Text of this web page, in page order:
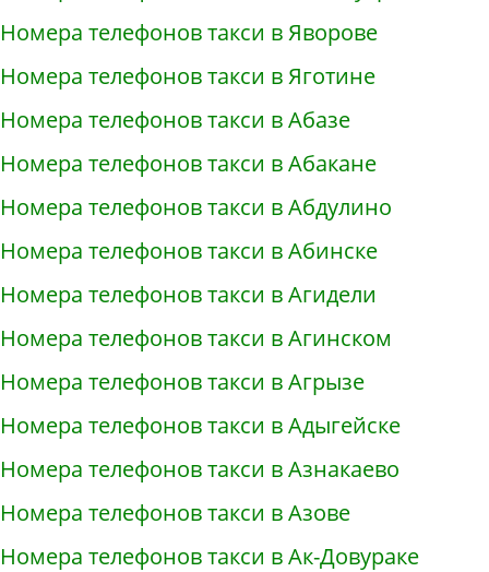
Номера телефонов такси в Яворове
Номера телефонов такси в Яготине
Номера телефонов такси в Абазе
Номера телефонов такси в Абакане
Номера телефонов такси в Абдулино
Номера телефонов такси в Абинске
Номера телефонов такси в Агидели
Номера телефонов такси в Агинском
Номера телефонов такси в Агрызе
Номера телефонов такси в Адыгейске
Номера телефонов такси в Азнакаево
Номера телефонов такси в Азове
Номера телефонов такси в Ак-Довураке